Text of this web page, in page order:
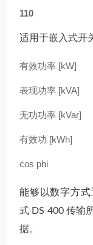
110
适用于嵌入式开
有效功率 [kW]
表现功率 [kVA]
无功功率 [kVar]
有效功 [kWh]
cos phi
能够以数字方
式 DS 400 传输
据。